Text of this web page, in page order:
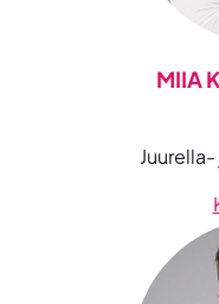
MIIA